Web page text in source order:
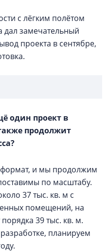
с лёгким полётом
дал замечательный
проекта в сентябре,
один проект в
продолжит
и мы продолжим
по масштабу.
37 тыс. кв. м с
помещений, на
39 тыс. кв. м.
планируем